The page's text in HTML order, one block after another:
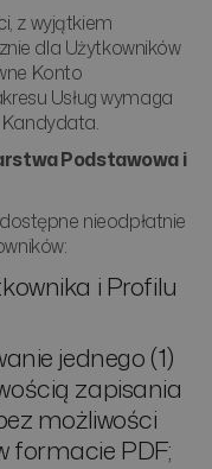
z wyjątkiem
dla Użytkowników
Konto
Usług wymaga
Kandydata.
Podstawowa i
nieodpłatnie
i Profilu
jednego (1)
zapisania
możliwości
formacie PDF;